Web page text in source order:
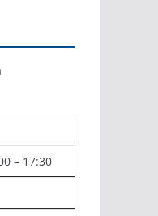
– 17:30